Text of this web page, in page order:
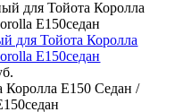
для Тойота Королла
E150седан